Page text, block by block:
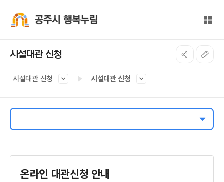
전체
시설대관 신청
시설대관 신청 시설대관 신청
온라인 대관신청 안내